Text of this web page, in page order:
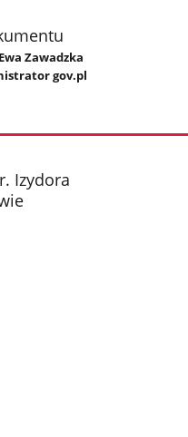
Zawadzka
gov.pl
Izydora